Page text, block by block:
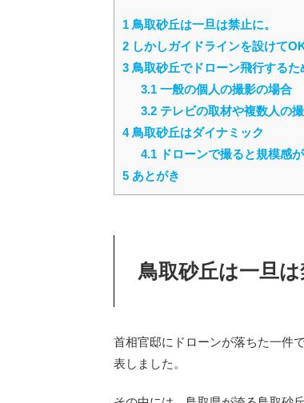
1 鳥取砂丘は一旦は禁止に。
2 しかしガイドラインを設けてOK
3 鳥取砂丘でドローン飛行するた
3.1一般の個人の撮影の場合
3.2テレビの取材や複数人の
4鳥取砂丘はダイナミック
4.1ドローンで撮ると規模感
5 あとがき
鳥取砂丘は一旦は
首相官邸にドローンが落ちた一件
表しました。